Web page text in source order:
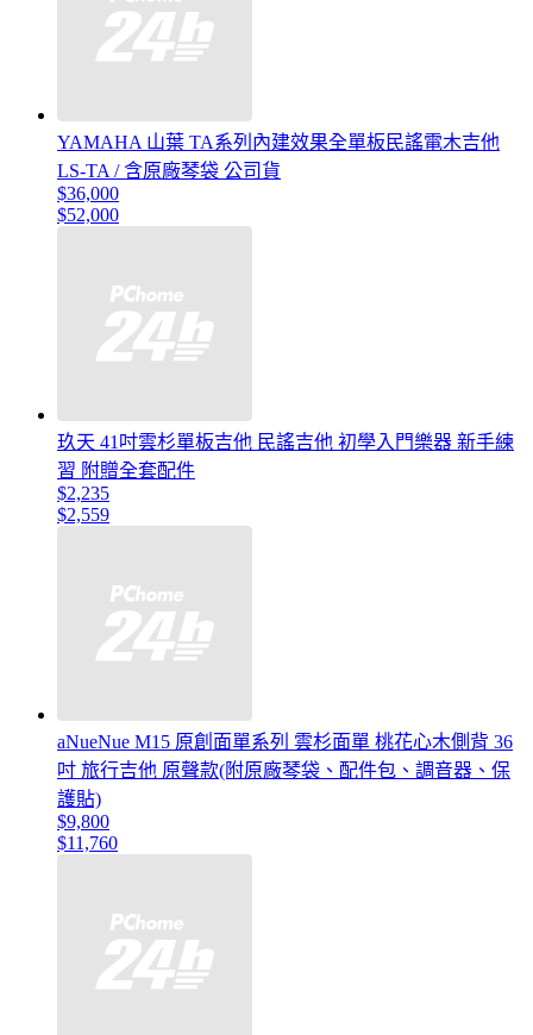
YAMAHA 山葉 TA系列內建效果全單板民謠電木吉他
LS-TA / 含原廠琴袋 公司貨
$36,000
$52,000
玖天 41吋雲杉單板吉他 民謠吉他 初學入門樂器 新手練
習 附贈全套配件
$2,235
$2,559
aNueNue M15 原創面單系列 雲杉面單 桃花心木側背 36
吋 旅行吉他 原聲款(附原廠琴袋、配件包、調音器、保
護貼)
$9,800
$11,760